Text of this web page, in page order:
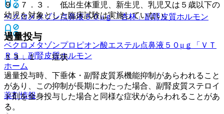
ベクロメタゾン点鼻液５０μｇ「杏林」副腎皮質ホルモン
ベクロメタゾンプロピオン酸エステル点鼻液５０μｇ「ＶＴ
ＲＳ」 副腎皮質ホルモン
ホーム
薬剤情報
９．７．３． 低出生体重児、新生児、乳児又は５歳以下の
幼児を対象とした臨床試験は実施していない。
過量投与
１３．１． 症状
過量投与時、下垂体・副腎皮質系機能抑制があらわれること
があり、この抑制が長期にわたった場合、副腎皮質ステロイ
ド剤を全身投与した場合と同様な症状があらわれることがあ
る。